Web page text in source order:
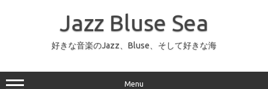
ッ
プ
Jazz Bluse Sea
好きな音楽のJazz、Bluse、そして好きな海
Menu